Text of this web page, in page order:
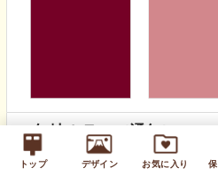
トップ デザイン お気に入り
無地カラー（通年）